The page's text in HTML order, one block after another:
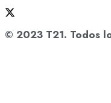
© 2023 T21. Todos